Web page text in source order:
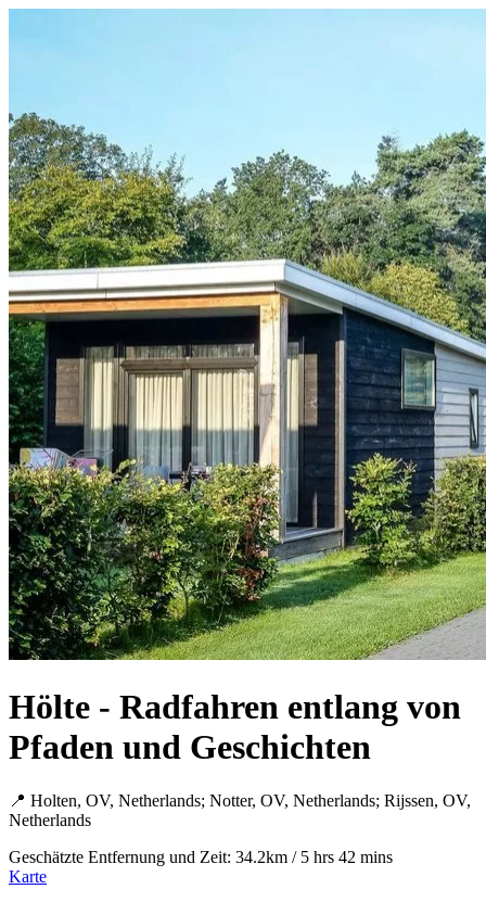
Hölte - Radfahren entlang von
Pfaden und Geschichten
📍 Holten, OV, Netherlands; Notter, OV, Netherlands; Rijssen, OV,
Netherlands
Geschätzte Entfernung und Zeit: 34.2km / 5 hrs 42 mins
Karte